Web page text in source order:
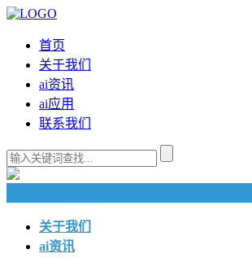
首页
关于我们
ai资讯
ai应用
联系我们
关于我们
ai资讯